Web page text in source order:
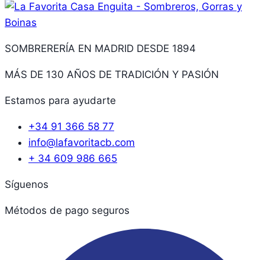
SOMBRERERÍA EN MADRID DESDE 1894
MÁS DE 130 AÑOS DE TRADICIÓN Y PASIÓN
Estamos para ayudarte
+34 91 366 58 77
info@lafavoritacb.com
+ 34 609 986 665
Síguenos
Métodos de pago seguros